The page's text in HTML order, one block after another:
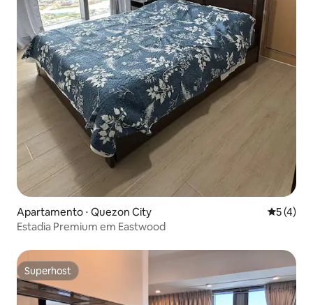
Apartamento ⋅ Quezon City 5 de
5 (4)
Estadia Premium em Eastwood
Superhost
Superhost